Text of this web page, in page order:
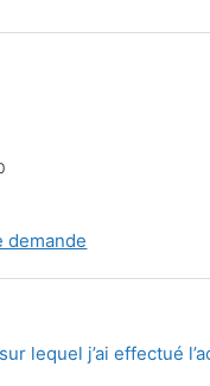
demande
lequel j’ai effectué